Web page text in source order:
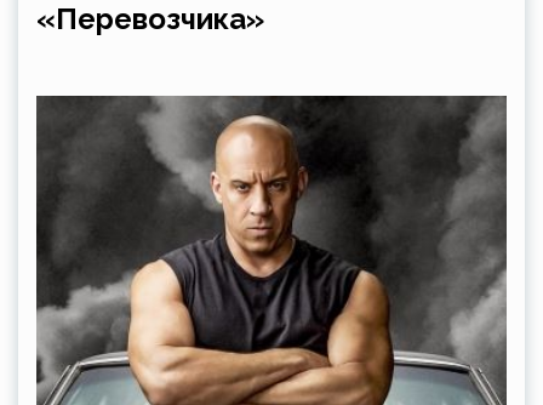
«Перевозчика»